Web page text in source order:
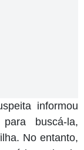
informou
buscá-la,
No entanto,